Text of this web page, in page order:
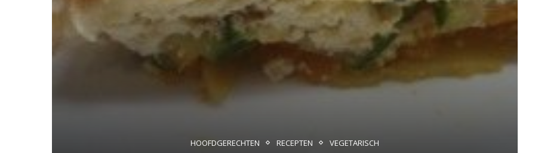
HOOFDGERECHTEN RECEPTEN VEGETARISCH